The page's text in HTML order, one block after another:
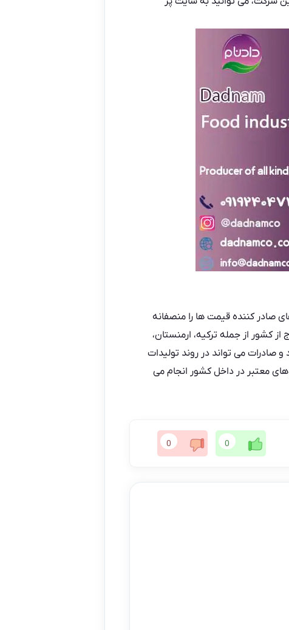
صادر کننده قیمت ها را منصفانه
کشور از جمله ترکیه، ارمنستان،
صادرات می تواند در روند تولیدات
معتبر در داخل کشور انجام می
0
0